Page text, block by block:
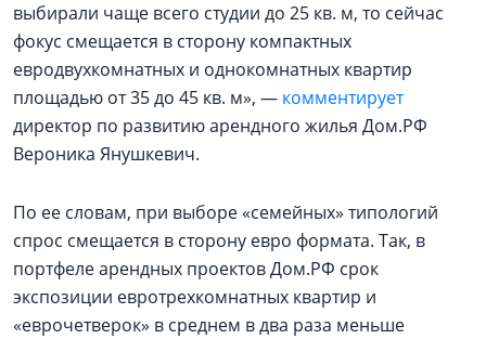
выбирали чаще всего студии до 25 кв. м, то сейчас
фокус смещается в сторону компактных
евродвухкомнатных и однокомнатных квартир
площадью от 35 до 45 кв. м», — комментирует
директор по развитию арендного жилья Дом.РФ
Вероника Янушкевич.
По ее словам, при выборе «семейных» типологий
спрос смещается в сторону евро формата. Так, в
портфеле арендных проектов Дом.РФ срок
экспозиции евротрехкомнатных квартир и
«еврочетверок» в среднем в два раза меньше